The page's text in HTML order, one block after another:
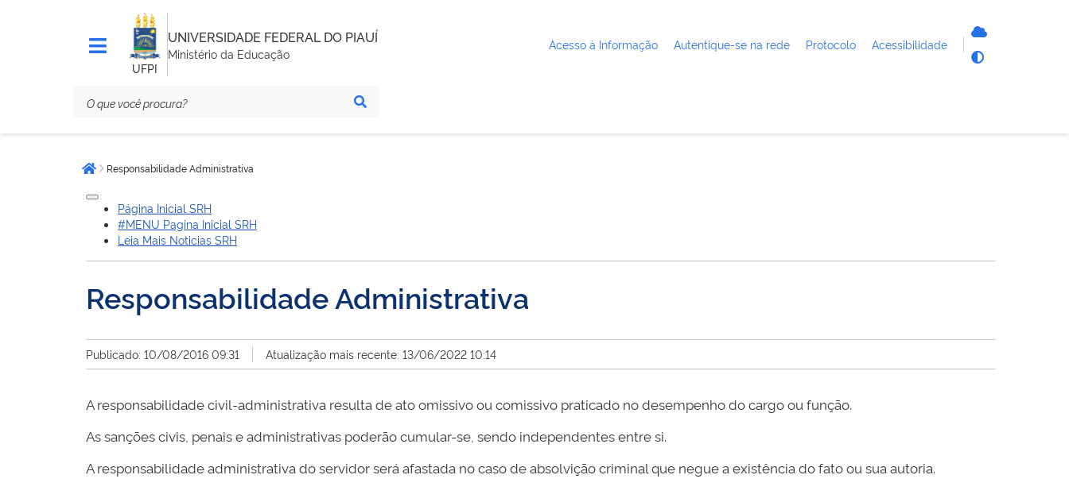
UFPI
UNIVERSIDADE FEDERAL DO PIAUÍ
Ministério da Educação
Acesso à Informação Autentique-se na rede Protocolo Acessibilidade
estáPágina inicial
Responsabilidade Administrativa
Página Inicial SRH
#MENU Pagina Inicial SRH
Leia Mais Noticias SRH
Responsabilidade Administrativa
Publicado: 10/08/2016 09:31 Atualização mais recente: 13/06/2022 10:14
A responsabilidade civil-administrativa resulta de ato omissivo ou comissivo praticado no desempenho do cargo ou função.
As sanções civis, penais e administrativas poderão cumular-se, sendo independentes entre si.
A responsabilidade administrativa do servidor será afastada no caso de absolvição criminal que negue a existência do fato ou sua autoria.